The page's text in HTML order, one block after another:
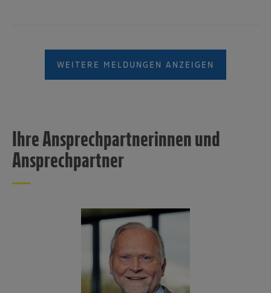
WEITERE MELDUNGEN ANZEIGEN
Ihre Ansprechpartnerinnen und
Ansprechpartner